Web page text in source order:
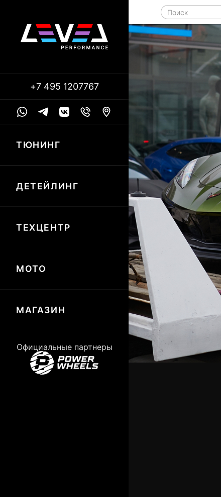
+7 495 1207767
ТЮНИНГ
ДЕТЕЙЛИНГ
ТЕХЦЕНТР
МОТО
МАГАЗИН
Официальные партнеры